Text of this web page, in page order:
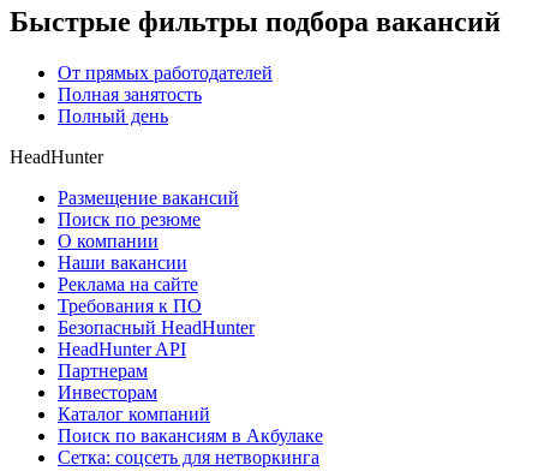
Быстрые фильтры подбора вакансий
От прямых работодателей
Полная занятость
Полный день
HeadHunter
Размещение вакансий
Поиск по резюме
О компании
Наши вакансии
Реклама на сайте
Требования к ПО
Безопасный HeadHunter
HeadHunter API
Партнерам
Инвесторам
Каталог компаний
Поиск по вакансиям в Акбулаке
Сетка: соцсеть для нетворкинга